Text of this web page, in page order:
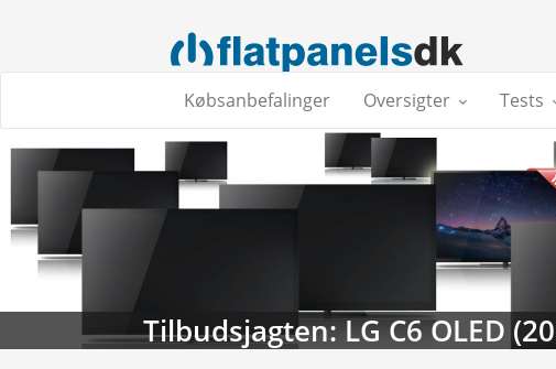
Købsanbefalinger Oversigter Tests
Tilbudsjagten: LG C6 OLED